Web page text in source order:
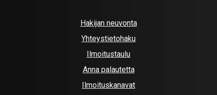
Hakijan neuvonta
Yhteystietohaku
Ilmoitustaulu
Anna palautetta
Ilmoituskanavat